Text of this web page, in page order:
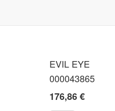
EVIL EYE
000043865
176,86€